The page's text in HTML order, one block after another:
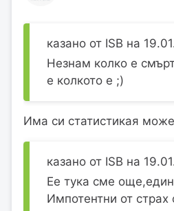
казано от ISB на
Незнам колко е
е колкото е ;)
Има си статистикая
казано от ISB на
Ее тука сме
Импотентни от страх